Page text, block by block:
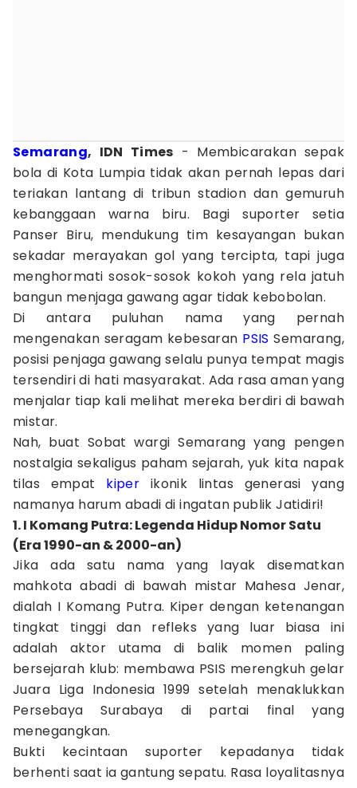
Semarang, IDN Times - Membicarakan sepak
bola di Kota Lumpia tidak akan pernah lepas dari
teriakan lantang di tribun stadion dan gemuruh
kebanggaan warna biru. Bagi suporter setia
Panser Biru, mendukung tim kesayangan bukan
sekadar merayakan gol yang tercipta, tapi juga
menghormati sosok-sosok kokoh yang rela jatuh
bangun menjaga gawang agar tidak kebobolan.
Di antara puluhan nama yang pernah
mengenakan seragam kebesaran PSIS Semarang,
posisi penjaga gawang selalu punya tempat magis
tersendiri di hati masyarakat. Ada rasa aman yang
menjalar tiap kali melihat mereka berdiri di bawah
mistar.
Nah, buat Sobat wargi Semarang yang pengen
nostalgia sekaligus paham sejarah, yuk kita napak
tilas empat kiper ikonik lintas generasi yang
namanya harum abadi di ingatan publik Jatidiri!
1. I Komang Putra: Legenda Hidup Nomor Satu
(Era 1990-an & 2000-an)
Jika ada satu nama yang layak disematkan
mahkota abadi di bawah mistar Mahesa Jenar,
dialah I Komang Putra. Kiper dengan ketenangan
tingkat tinggi dan refleks yang luar biasa ini
adalah aktor utama di balik momen paling
bersejarah klub: membawa PSIS merengkuh gelar
Juara Liga Indonesia 1999 setelah menaklukkan
Persebaya Surabaya di partai final yang
menegangkan.
Bukti kecintaan suporter kepadanya tidak
berhenti saat ia gantung sepatu. Rasa loyalitasnya